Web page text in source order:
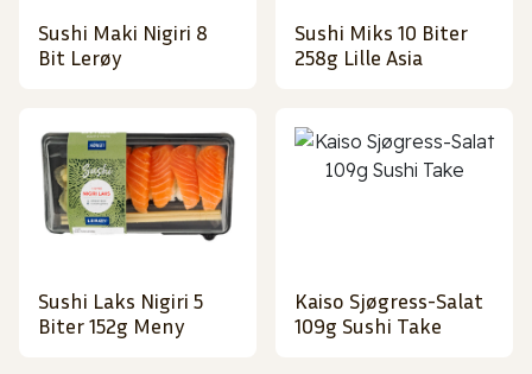
Sushi Maki Nigiri 8
Bit Lerøy
Sushi Miks 10 Biter
258g Lille Asia
Sushi Laks Nigiri 5
Biter 152g Meny
Kaiso Sjøgress-Salat
109g Sushi Take